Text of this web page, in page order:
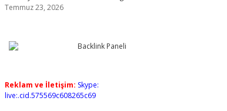
Temmuz 23, 2026
Reklam ve İletişim: Skype:
live:.cid.575569c608265c69